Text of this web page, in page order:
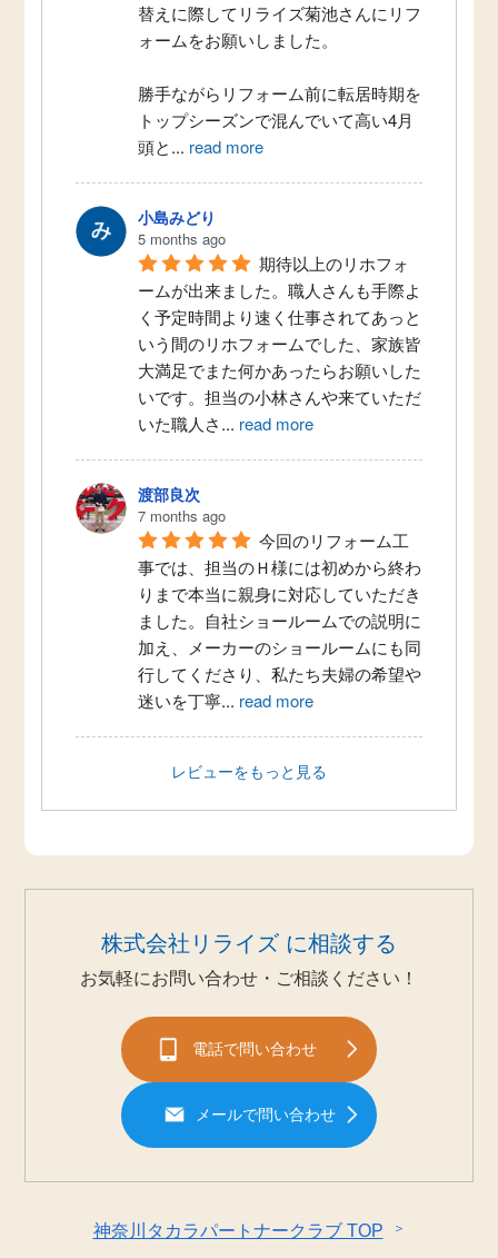
替えに際してリライズ菊池さんにリフ
ォームをお願いしました。
勝手ながらリフォーム前に転居時期を
トップシーズンで混んでいて高い4月
頭と... read more
小島みどり
5 months ago
期待以上のリホフォ
ームが出来ました。職人さんも手際よ
く予定時間より速く仕事されてあっと
いう間のリホフォームでした、家族皆
大満足でまた何かあったらお願いした
いです。担当の小林さんや来ていただ
いた職人さ... read more
渡部良次
7 months ago
今回のリフォーム工
事では、担当のＨ様には初めから終わ
りまで本当に親身に対応していただき
ました。自社ショールームでの説明に
加え、メーカーのショールームにも同
行してくださり、私たち夫婦の希望や
迷いを丁寧... read more
レビューをもっと見る
株式会社リライズ に相談する
お気軽にお問い合わせ・ご相談ください！
電話で問い合わせ
メールで問い合わせ
神奈川タカラパートナークラブ TOP ＞